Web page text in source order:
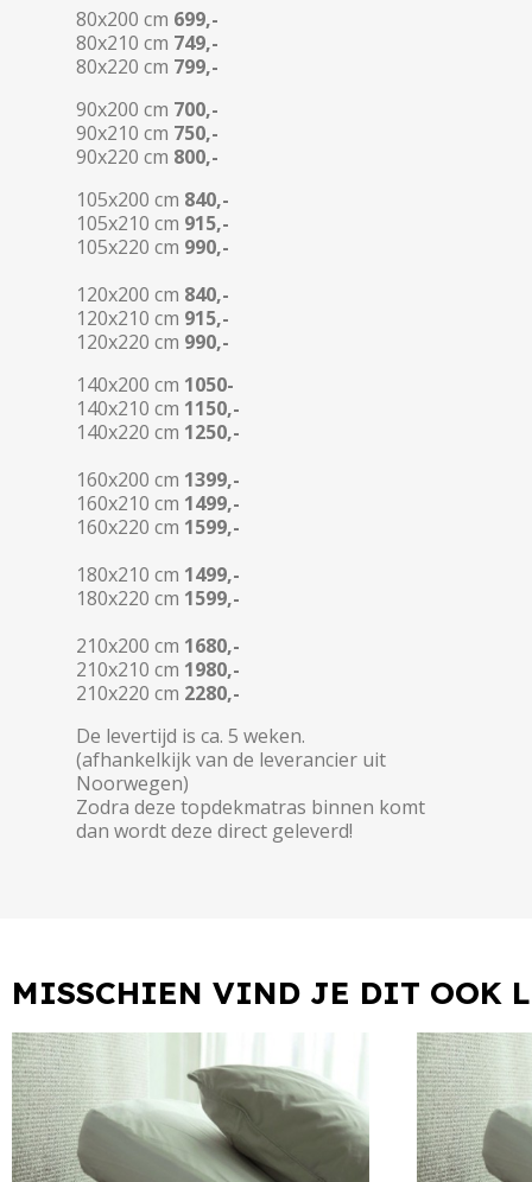
80x200 cm 699,-
80x210 cm 749,-
80x220 cm 799,-
90x200 cm 700,-
90x210 cm 750,-
90x220 cm 800,-
105x200 cm 840,-
105x210 cm 915,-
105x220 cm 990,-
120x200 cm 840,-
120x210 cm 915,-
120x220 cm 990,-
140x200 cm 1050-
140x210 cm 1150,-
140x220 cm 1250,-
160x200 cm 1399,-
160x210 cm 1499,-
160x220 cm 1599,-
180x210 cm 1499,-
180x220 cm 1599,-
210x200 cm 1680,-
210x210 cm 1980,-
210x220 cm 2280,-
De levertijd is ca. 5 weken.
(afhankelkijk van de leverancier uit
Noorwegen)
Zodra deze topdekmatras binnen komt
dan wordt deze direct geleverd!
MISSCHIEN VIND JE DIT OOK